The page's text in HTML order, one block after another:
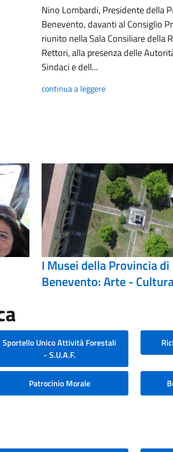
Nino Lombardi, Presidente della
Benevento, davanti al Consiglio
riunito nella Sala Consiliare della
Rettori, alla presenza delle
Sindaci e dell...
continua a leggere
I Musei della Provincia di
Benevento: Arte -
Sportello Unico Attività Forestali
- S.U.A.F.
Patrocinio Morale